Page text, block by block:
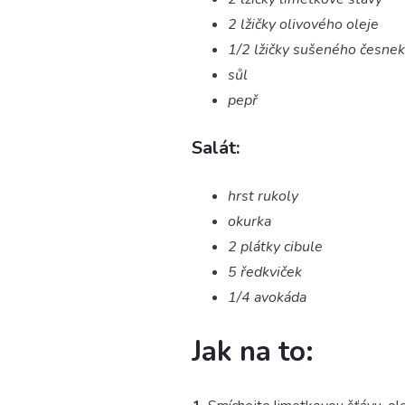
2 lžičky olivového oleje
1/2 lžičky sušeného
sůl
pepř
Salát:
hrst rukoly
okurka
2 plátky cibule
5 ředkviček
1/4 avokáda
Jak na to: